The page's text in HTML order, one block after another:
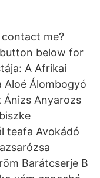
me?
below for
A Afrikai
Aloé Álombogyó
Ánizs Anyarozs
teafa Avokádó
Barátcserje B